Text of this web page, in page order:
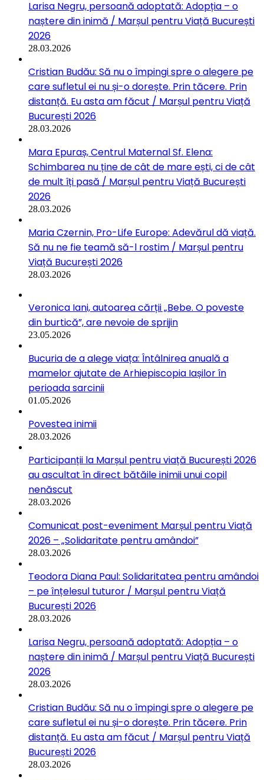
Larisa Negru, persoană adoptată: Adopția – o
naștere din inimă / Marșul pentru Viață București
2026
28.03.2026
Cristian Budău: Să nu o împingi spre o alegere pe
care sufletul ei nu și-o dorește. Prin tăcere. Prin
distanță. Eu asta am făcut / Marșul pentru Viață
București 2026
28.03.2026
Mara Epuraș, Centrul Maternal Sf. Elena:
Schimbarea nu ține de cât de mare ești, ci de cât
de mult îți pasă / Marșul pentru Viață București
2026
28.03.2026
Maria Czernin, Pro-Life Europe: Adevărul dă viață.
Să nu ne fie teamă să-l rostim / Marșul pentru
Viață București 2026
28.03.2026
Veronica Iani, autoarea cărții „Bebe. O poveste
din burtică”, are nevoie de sprijin
23.05.2026
Bucuria de a alege viața: Întâlnirea anuală a
mamelor ajutate de Arhiepiscopia Iașilor în
perioada sarcinii
01.05.2026
Povestea inimii
28.03.2026
Participanții la Marșul pentru viață București 2026
au ascultat în direct bătăile inimii unui copil
nenăscut
28.03.2026
Comunicat post-eveniment Marșul pentru Viață
2026 – „Solidaritate pentru amândoi”
28.03.2026
Teodora Diana Paul: Solidaritatea pentru amândoi
– pe înțelesul tuturor / Marșul pentru Viață
București 2026
28.03.2026
Larisa Negru, persoană adoptată: Adopția – o
naștere din inimă / Marșul pentru Viață București
2026
28.03.2026
Cristian Budău: Să nu o împingi spre o alegere pe
care sufletul ei nu și-o dorește. Prin tăcere. Prin
distanță. Eu asta am făcut / Marșul pentru Viață
București 2026
28.03.2026